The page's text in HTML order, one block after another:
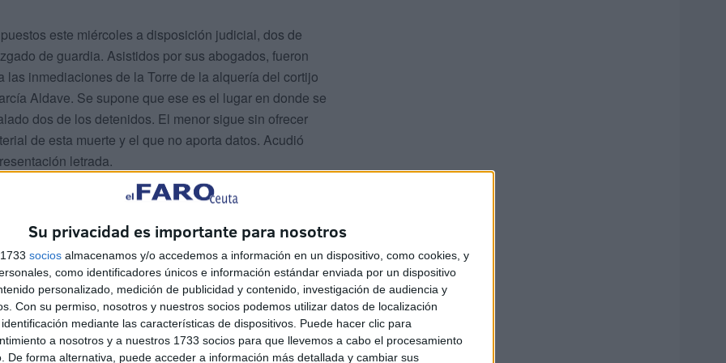
Su privacidad es importante para nosotros
socios almacenamos y/o accedemos a información en un dispositivo, como cookies, y
como identificadores únicos e información estándar enviada por un dispositivo
personalizado, medición de publicidad y contenido, investigación de audiencia y
Con su permiso, nosotros y nuestros socios podemos utilizar datos de localización
mediante las características de dispositivos. Puede hacer clic para
a nosotros y a nuestros 1733 socios para que llevemos a cabo el procesamiento
De forma alternativa, puede acceder a información más detallada y cambiar sus
este miércoles a disposición judicial, dos de
de guardia. Asistidos por sus abogados, fueron
inmediaciones de la Torre de la alquería del cortijo
Aldave. Se supone que ese es el lugar en donde se
dos de los detenidos. El menor sigue sin ofrecer
de esta muerte y el que no aporta datos. Acudió
letrada.
la Jefatura Superior hasta este lugar en donde
hasta el punto exacto en donde se supone
de maleza que este miércoles será inspeccionada por
años. Ha sido trasladado desde Madrid con su